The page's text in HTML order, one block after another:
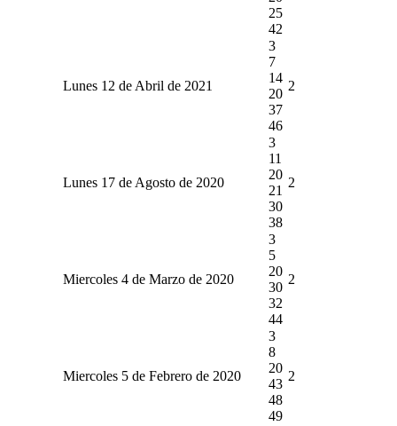
25
42
Lunes 12 de Abril de 2021
3
7
14
20
37
46
2
Lunes 17 de Agosto de 2020
3
11
20
21
30
38
2
Miercoles 4 de Marzo de 2020
3
5
20
30
32
44
2
Miercoles 5 de Febrero de 2020
3
8
20
43
48
49
2